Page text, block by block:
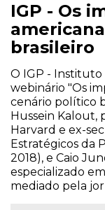
IGP - Os
brasileiro
O IGP - Instituto
webinário "Os
cenário político
Hussein Kalout,
Harvard e ex-
Estratégicos da
2018), e Caio
especializado
mediado pela